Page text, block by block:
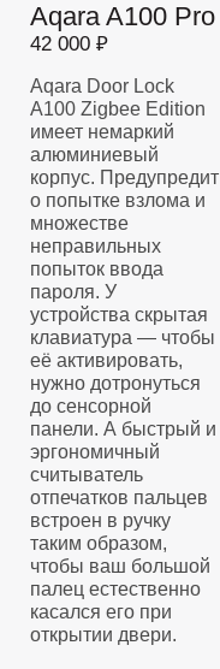
Aqara A100 Pro
42 000 ₽
Aqara Door Lock
A100 Zigbee Edition
имеет немаркий
алюминиевый
корпус. Предупредит
о попытке взлома и
множестве
неправильных
попыток ввода
пароля. У
устройства скрытая
клавиатура — чтобы
её активировать,
нужно дотронуться
до сенсорной
панели. А быстрый и
эргономичный
считыватель
отпечатков пальцев
встроен в ручку
таким образом,
чтобы ваш большой
палец естественно
касался его при
открытии двери.